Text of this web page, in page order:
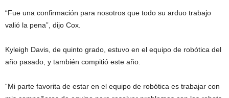
“Fue una confirmación para nosotros que todo su arduo trabajo
valió la pena”, dijo Cox.
Kyleigh Davis, de quinto grado, estuvo en el equipo de robótica del
año pasado, y también compitió este año.
“Mi parte favorita de estar en el equipo de robótica es trabajar con